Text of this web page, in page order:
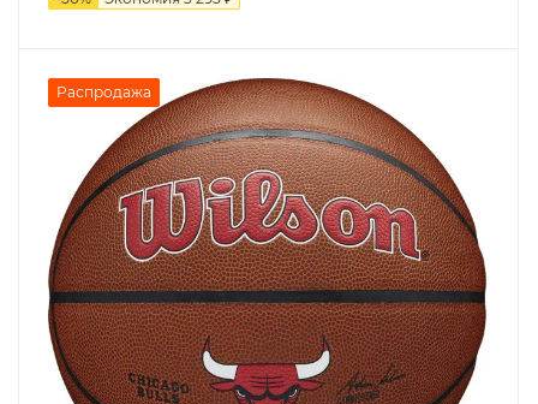
Распродажа